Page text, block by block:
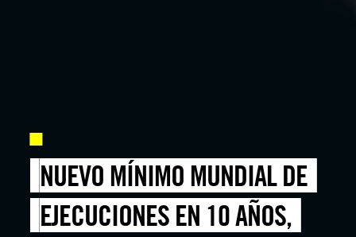
NUEVO MÍNIMO MUNDIAL DE
EJECUCIONES EN 10 AÑOS,